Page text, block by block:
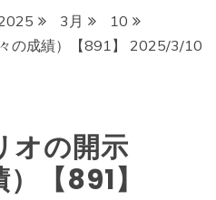
3月
10
の成績）【891】 2025/3/10
オの開示
【891】